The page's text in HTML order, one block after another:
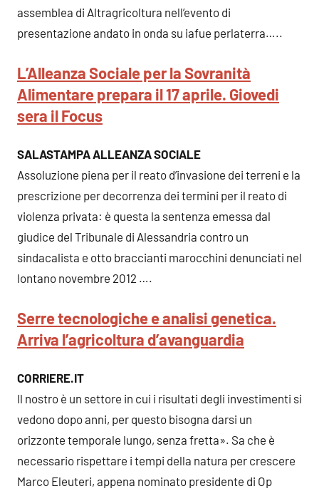
assemblea di Altragricoltura nell’evento di
presentazione andato in onda su iafue perlaterra…..
L’Alleanza Sociale per la Sovranità
Alimentare prepara il 17 aprile. Giovedi
sera il Focus
SALASTAMPA ALLEANZA SOCIALE
Assoluzione piena per il reato d’invasione dei terreni e la
prescrizione per decorrenza dei termini per il reato di
violenza privata: è questa la sentenza emessa dal
giudice del Tribunale di Alessandria contro un
sindacalista e otto braccianti marocchini denunciati nel
lontano novembre 2012 ….
Serre tecnologiche e analisi genetica.
Arriva l’agricoltura d’avanguardia
CORRIERE.IT
Il nostro è un settore in cui i risultati degli investimenti si
vedono dopo anni, per questo bisogna darsi un
orizzonte temporale lungo, senza fretta». Sa che è
necessario rispettare i tempi della natura per crescere
Marco Eleuteri, appena nominato presidente di Op